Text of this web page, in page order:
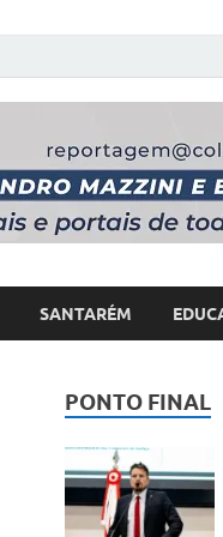
SANTARÉM
PONTO FINAL